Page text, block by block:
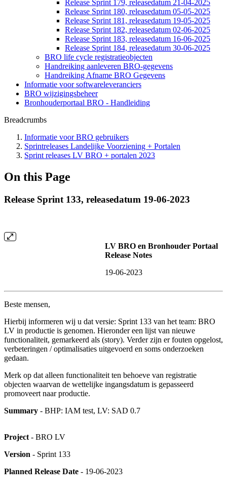
Release Sprint 179, releasedatum 21-04-2025
Release Sprint 180, releasedatum 05-05-2025
Release Sprint 181, releasedatum 19-05-2025
Release Sprint 182, releasedatum 02-06-2025
Release Sprint 183, releasedatum 16-06-2025
Release Sprint 184, releasedatum 30-06-2025
BRO life cycle registratieobjecten
Handreiking aanleveren BRO-gegevens
Handreiking Afname BRO Gegevens
Informatie voor softwareleveranciers
BRO wijzigingsbeheer
Bronhouderportaal BRO - Handleiding
Breadcrumbs
Informatie voor BRO gebruikers
Sprintreleases Landelijke Voorziening + Portalen
Sprint releases LV BRO + portalen 2023
On this Page
Release Sprint 133, releasedatum 19-06-2023
LV BRO en Bronhouder Portaal
Release Notes
19-06-2023
Beste mensen,
Hierbij informeren wij u dat versie: Sprint 133 van het team: BRO
LV in productie is genomen. Hieronder een lijst van nieuwe
functionaliteit, gemarkeerd als (story). Verder zijn er fouten opgelost,
verbeteringen / optimalisaties uitgevoerd en soms onderzoeken
gedaan.
Merk op dat alleen functionaliteit ten behoeve van registratie
objecten waarvan de wettelijke ingangsdatum is gepasseerd
promoveert naar productie.
Summary - BHP: IAM test, LV: SAD 0.7
Project - BRO LV
Version - Sprint 133
Planned Release Date - 19-06-2023